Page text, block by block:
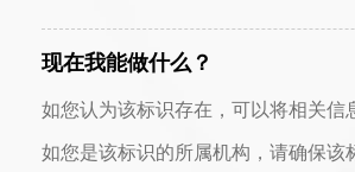
现在我能做什么？
如您认为该标识存在，可以将相关信
如您是该标识的所属机构，请确保该